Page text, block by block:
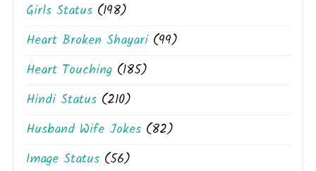
Girls Status (198)
Heart Broken Shayari(99)
Heart Touching (185)
Hindi Status (210)
Husband Wife Jokes (82)
Image Status (56)